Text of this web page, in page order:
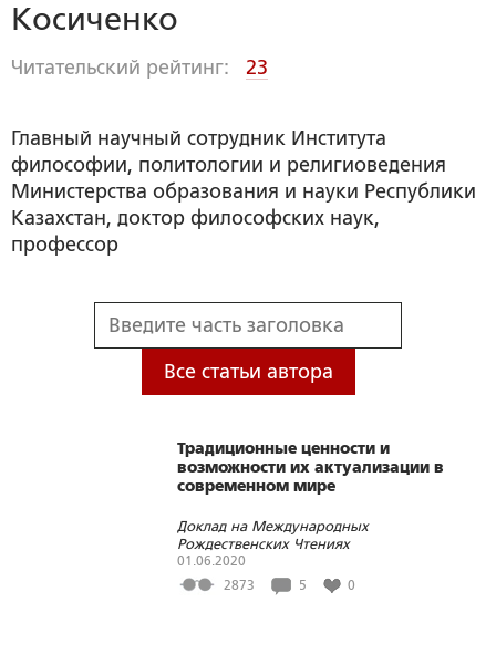
Косиченко
Читательский рейтинг: 23
Главный научный сотрудник Института
философии, политологии и религиоведения
Министерства образования и науки Республики
Казахстан, доктор философских наук,
профессор
Все статьи автора
Традиционные ценности и
возможности их актуализации в
современном мире
Доклад на Международных
Рождественских Чтениях
01.06.2020
2873
5 0